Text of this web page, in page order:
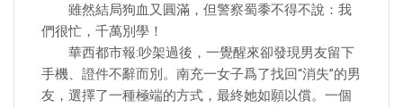
雖然結局狗血又圓滿，但警察蜀黍不得不說：我
們很忙，千萬別學！
華西都市報:吵架過後，一覺醒來卻發現男友留下
手機、證件不辭而別。南充一女子爲了找回“消失”的男
友，選擇了一種極端的方式，最終她如願以償。一個